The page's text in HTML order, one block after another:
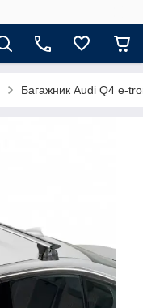
Багажник Audi Q4 e-